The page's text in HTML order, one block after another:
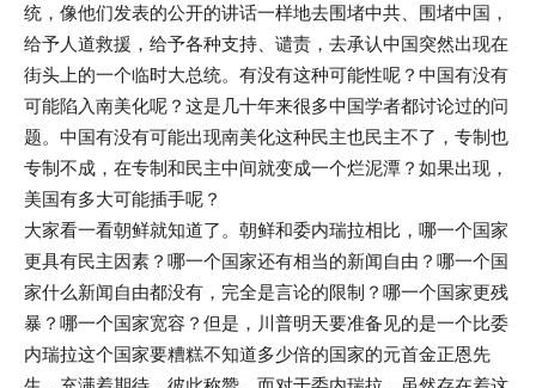
统，像他们发表的公开的讲话一样地去围堵中共、围堵中国，
给予人道救援，给予各种支持、谴责，去承认中国突然出现在
街头上的一个临时大总统。有没有这种可能性呢？中国有没有
可能陷入南美化呢？这是几十年来很多中国学者都讨论过的问
题。中国有没有可能出现南美化这种民主也民主不了，专制也
专制不成，在专制和民主中间就变成一个烂泥潭？如果出现，
美国有多大可能插手呢？
大家看一看朝鲜就知道了。朝鲜和委内瑞拉相比，哪一个国家
更具有民主因素？哪一个国家还有相当的新闻自由？哪一个国
家什么新闻自由都没有，完全是言论的限制？哪一个国家更残
暴？哪一个国家宽容？但是，川普明天要准备见的是一个比委
内瑞拉这个国家要糟糕不知道多少倍的国家的元首金正恩先